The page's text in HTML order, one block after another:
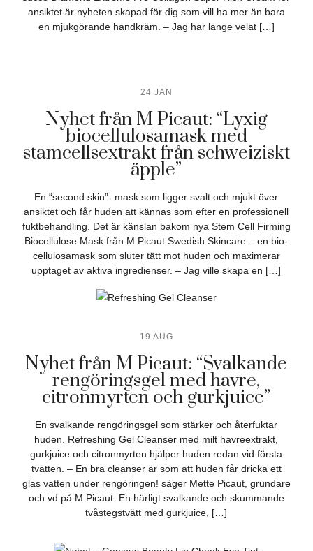
ansiktet är nyheten skapad för dig som vill ha mer än bara
en mjukgörande handkräm. – Jag har länge velat […]
24 JAN
Nyhet från M Picaut: “Lyxig
biocellulosamask med
stamcellsextrakt från schweiziskt
äpple”
En “second skin”- mask som ligger svalt och mjukt över
ansiktet och får huden att kännas som efter en professionell
fuktbehandling. Det är känslan bakom nya Stem Cell Firming
Biocellulose Mask från M Picaut Swedish Skincare – en bio-
cellulosamask som sluter tätt mot huden och maximerar
upptaget av aktiva ingredienser. – Jag ville skapa en […]
19 AUG
Nyhet från M Picaut: “Svalkande
rengöringsgel med havre,
citronmyrten och gurkjuice”
En svalkande rengöringsgel som stärker och återfuktar
huden. Refreshing Gel Cleanser med milt havreextrakt,
gurkjuice och citronmyrten hjälper huden redan vid första
tvätten. – En bra cleanser är som att huden får dricka ett
glas vatten under rengöringen! säger Mette Picaut, grundare
och vd på M Picaut. En härligt svalkande och skummande
tvåstegstvätt med gurkjuice, […]